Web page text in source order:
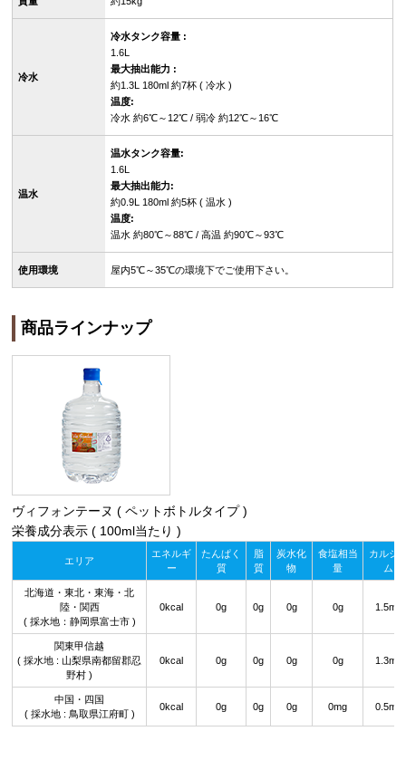
冷水
冷水タンク容量 :
1.6L
最大抽出能力 :
約1.3L 180ml 約7杯 ( 冷水 )
温度:
冷水 約6℃～12℃ / 弱冷 約12℃～16℃
温水
温水タンク容量:
1.6L
最大抽出能力:
約0.9L 180ml 約5杯 ( 温水 )
温度:
温水 約80℃～88℃ / 高温 約90℃～93℃
使用環境 屋内5℃～35℃の環境下でご使用下さい。
商品ラインナップ
ヴィフォンテーヌ ( ペットボトルタイプ )
栄養成分表示 ( 100ml当たり )
エリア
エネルギ
ー
たんぱく
質
脂
質
炭水化
物
食塩相当
量
カルシ
ム
北海道・東北・東海・北
陸・関西
( 採水地：静岡県富士市 )
0kcal 0g 0g 0g 0g 1.5mg
関東甲信越
( 採水地 : 山梨県南都留郡忍
野村 )
0kcal 0g 0g 0g 0g 1.3mg
中国・四国
( 採水地 : 鳥取県江府町 )
0kcal 0g 0g 0g 0mg 0.5mg